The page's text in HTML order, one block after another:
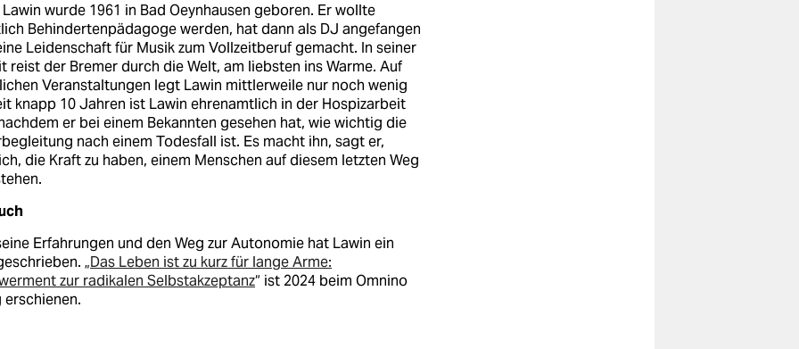
wurde 1961 in Bad Oeynhausen geboren. Er wollte
Behindertenpädagoge werden, hat dann als DJ angefangen
Leidenschaft für Musik zum Vollzeitberuf gemacht. In seiner
reist der Bremer durch die Welt, am liebsten ins Warme. Auf
Veranstaltungen legt Lawin mittlerweile nur noch wenig
knapp 10 Jahren ist Lawin ehrenamtlich in der Hospizarbeit
er bei einem Bekannten gesehen hat, wie wichtig die
nach einem Todesfall ist. Es macht ihn, sagt er,
die Kraft zu haben, einem Menschen auf diesem letzten Weg
Erfahrungen und den Weg zur Autonomie hat Lawin ein
„Das Leben ist zu kurz für lange Arme:
zur radikalen Selbstakzeptanz“ ist 2024 beim Omnino
erschienen.